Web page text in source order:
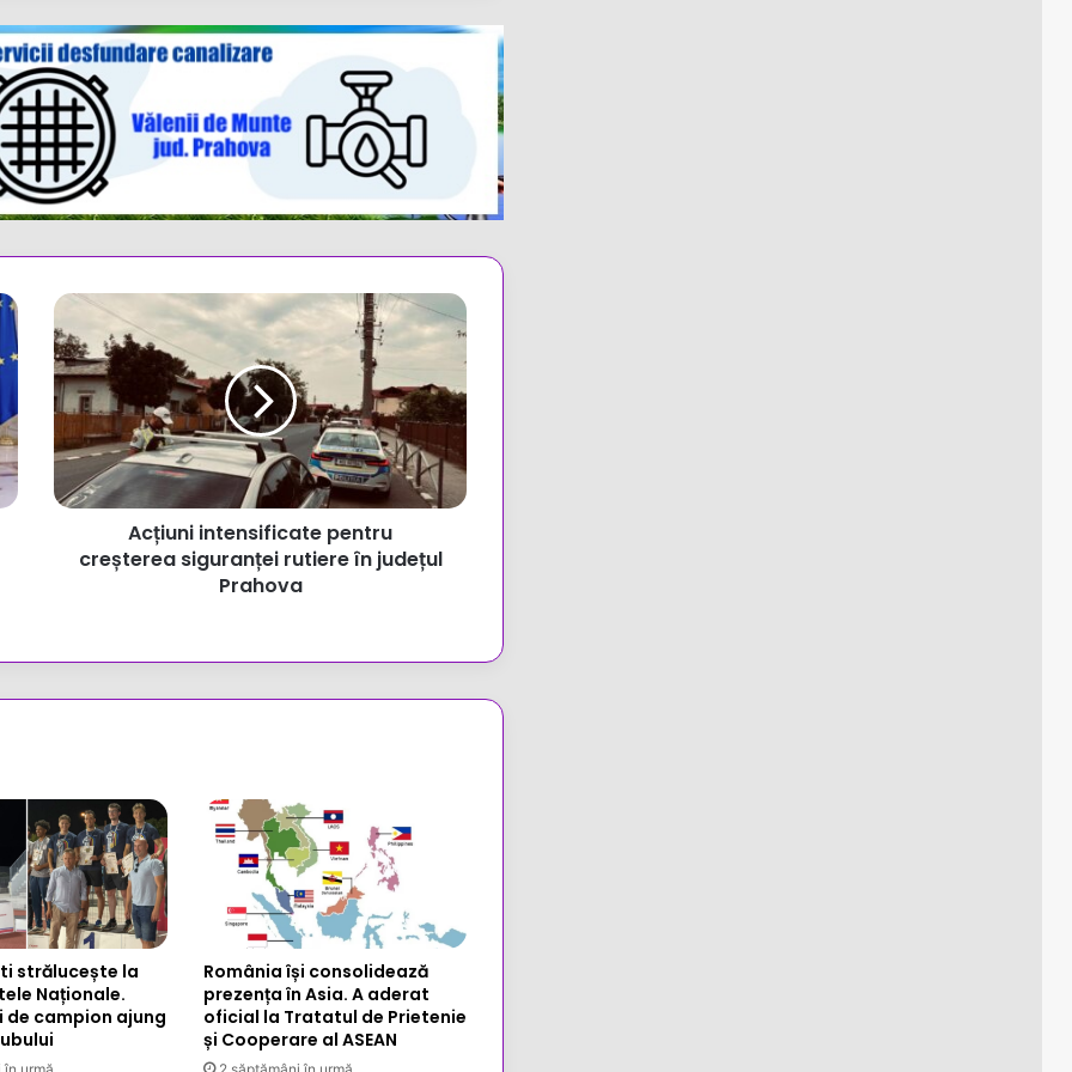
Acțiuni
intensificate
pentru
creșterea
siguranței
rutiere
în
județul
Prahova
Acțiuni intensificate pentru
creșterea siguranței rutiere în județul
Prahova
strălucește la
Naționale.
de campion ajung
România își consolidează
prezența în Asia. A aderat
oficial la Tratatul de Prietenie
și Cooperare al ASEAN